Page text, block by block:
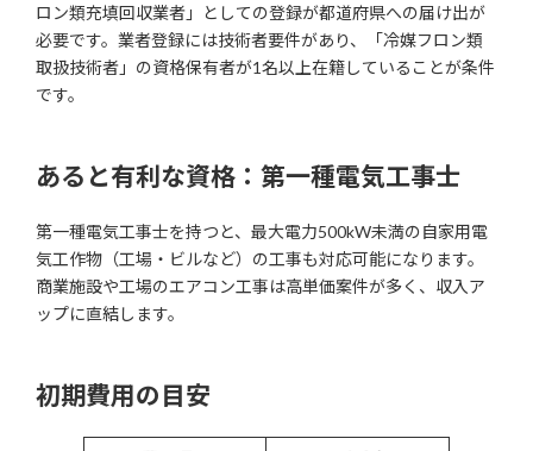
ロン類充填回収業者」としての登録が都道府県への届け出が
必要です。業者登録には技術者要件があり、「冷媒フロン類
取扱技術者」の資格保有者が1名以上在籍していることが条件
です。
あると有利な資格：第一種電気工事士
第一種電気工事士を持つと、最大電力500kW未満の自家用電
気工作物（工場・ビルなど）の工事も対応可能になります。
商業施設や工場のエアコン工事は高単価案件が多く、収入ア
ップに直結します。
初期費用の目安